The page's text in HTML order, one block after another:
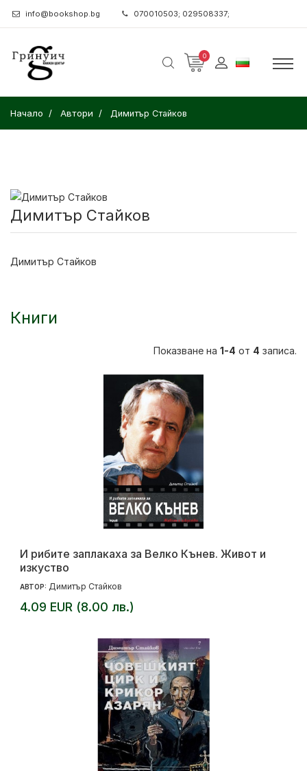
info@bookshop.bg 070010503; 029508337;
0
Начало Автори Димитър Стайков
Димитър Стайков
Димитър Стайков
Книги
Показване на 1-4 от 4 записа.
И рибите заплакаха за Велко Кънев. Живот и
изкуство
АВТОР: Димитър Стайков
4.09 EUR (8.00 лв.)